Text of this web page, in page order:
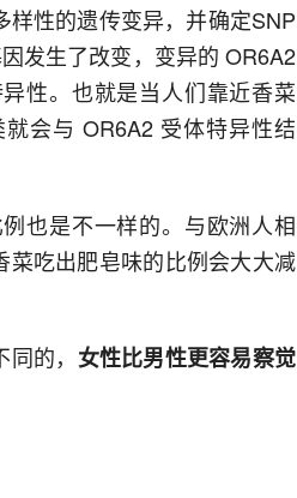
性的遗传变异，并确定SNP
发生了改变，变异的 OR6A2
性。也就是当人们靠近香菜
会与 OR6A2 受体特异性结
也是不一样的。与欧洲人相
菜吃出肥皂味的比例会大大减
的， 女性比男性更容易察觉